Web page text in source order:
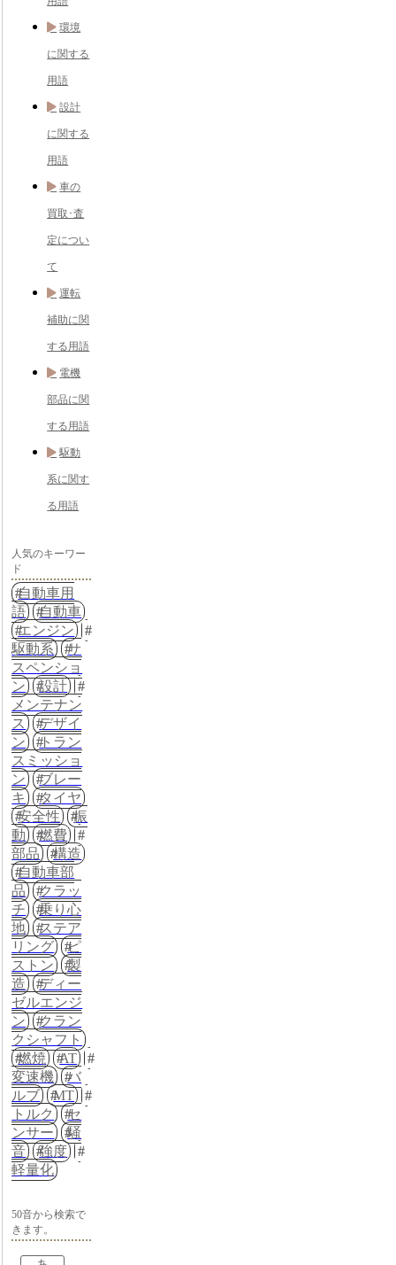
環境
に関する
用語
設計
に関する
用語
車の
買取･査
定につい
て
運転
補助に関
する用語
電機
部品に関
する用語
駆動
系に関す
る用語
人気のキーワー
ド
自動車用
語
自動車
エンジン
駆動系
サ
スペンショ
ン
設計
メンテナン
ス
デザイ
ン
トラン
スミッショ
ン
ブレー
キ
タイヤ
安全性
振
動
燃費
部品
構造
自動車部
品
クラッ
チ
乗り心
地
ステア
リング
ピ
ストン
製
造
ディー
ゼルエンジ
ン
クラン
クシャフト
燃焼
AT
変速機
バ
ルブ
MT
トルク
セ
ンサー
騒
音
強度
軽量化
50音から検索で
きます。